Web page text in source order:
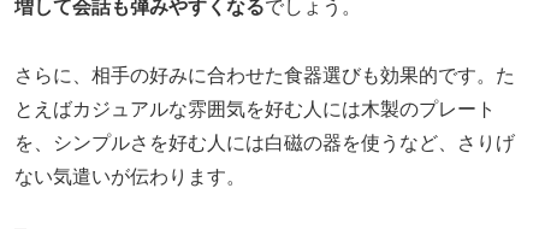
増して会話も弾みやすくなるでしょう。
さらに、相手の好みに合わせた食器選びも効果的です。た
とえばカジュアルな雰囲気を好む人には木製のプレート
を、シンプルさを好む人には白磁の器を使うなど、さりげ
ない気遣いが伝わります。